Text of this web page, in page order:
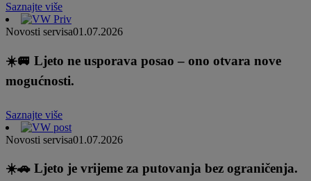
Saznajte više
Novosti servisa01.07.2026
☀️🚐 Ljeto ne usporava posao – ono otvara nove
mogućnosti.
Saznajte više
Novosti servisa01.07.2026
☀️🚗 Ljeto je vrijeme za putovanja bez ograničenja.